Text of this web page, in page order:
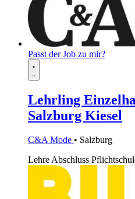
Passt der Job zu mir?
Lehrling
Salzburg Kiesel
C&A Mode • Salzburg
LehreAbschluss